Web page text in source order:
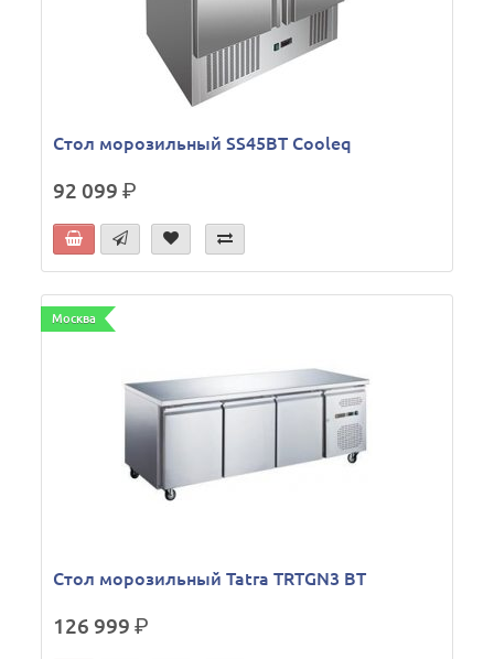
Стол морозильный SS45BT Cooleq
92 099р.
Москва
Стол морозильный Tatra TRTGN3 BT
126 999р.